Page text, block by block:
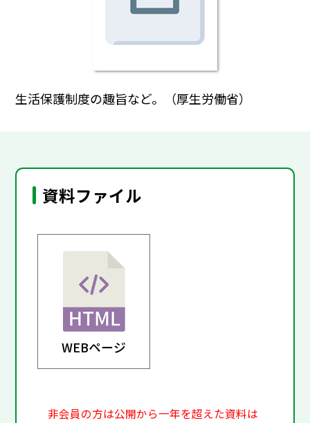
生活保護制度の趣旨など。（厚生労働省）
資料ファイル
WEBページ
非会員の方は公開から一年を超えた資料は